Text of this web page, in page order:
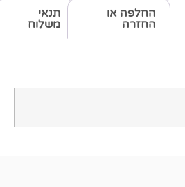
תנאי
משלוח